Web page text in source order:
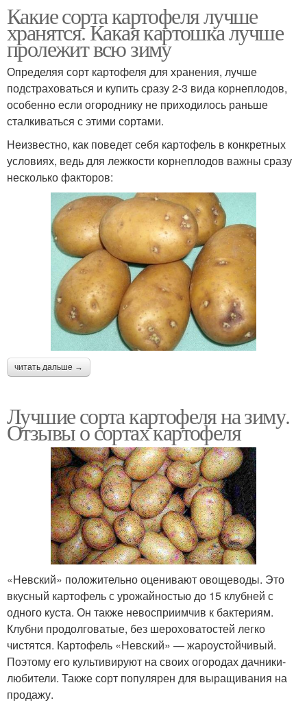
Какие сорта картофеля лучше
хранятся. Какая картошка лучше
пролежит всю зиму
Определяя сорт картофеля для хранения, лучше
подстраховаться и купить сразу 2-3 вида корнеплодов,
особенно если огороднику не приходилось раньше
сталкиваться с этими сортами.
Неизвестно, как поведет себя картофель в конкретных
условиях, ведь для лежкости корнеплодов важны сразу
несколько факторов:
читать дальше →
Лучшие сорта картофеля на зиму.
Отзывы о сортах картофеля
«Невский» положительно оценивают овощеводы. Это
вкусный картофель с урожайностью до 15 клубней с
одного куста. Он также невосприимчив к бактериям.
Клубни продолговатые, без шероховатостей легко
чистятся. Картофель «Невский» — жароустойчивый.
Поэтому его культивируют на своих огородах дачники-
любители. Также сорт популярен для выращивания на
продажу.